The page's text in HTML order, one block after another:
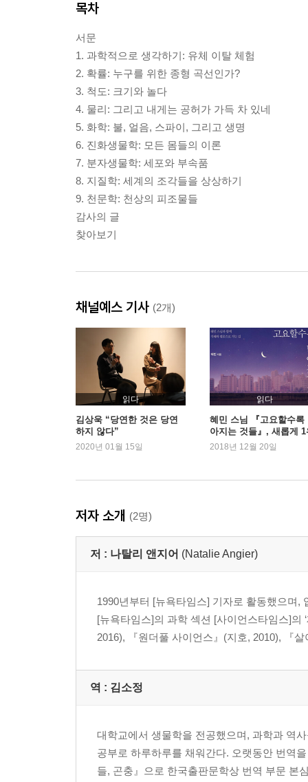
목차
서문
1. 과학적으로 생각하기: 유체 이탈 체험
2. 확률: 누구를 위한 종형 곡선인가?
3. 척도: 크기와 놀다
4. 물리: 그리고 내게는 공허가 가득 차 있네
5. 화학: 불, 얼음, 스파이, 그리고 생명
6. 진화생물학: 모든 몸들의 이론
7. 분자생물학: 세포와 부속품
8. 지질학: 세계의 조각들을 상상하기
9. 천문학: 천상의 피조물들
감사의 글
찾아보기
채널예스 기사 (2개)
읽다
김상욱 “당연한 것은 당연
하지 않다”
2020년 01월 15일
읽다
혜민 스님 『고요할수록
아지는 것들』, 새롭게 1
등극
2018년 12월 20일
저자 소개 (2명)
저 : 나탈리 앤지어 (Natalie Angier)
1990년부터 [뉴욕타임스] 기자로 활동했으며,
[뉴욕타임스]의 과학 섹션 [사이언스타임스]의
2016), 『원더풀 사이언스』(지호, 2010), 『
역 : 김소정
대학교에서 생물학을 전공했으며, 과학과 역
공부로 하루하루를 채워간다. 오랫동안 번역
들, 곤충』으로 한국출판문학상 번역 부문 본